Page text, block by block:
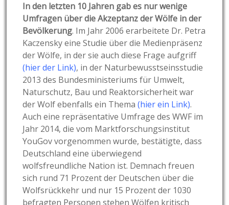
In den letzten 10 Jahren gab es nur wenige
Umfragen über die Akzeptanz der Wölfe in der
Bevölkerung. Im Jahr 2006 erarbeitete Dr. Petra
Kaczensky eine Studie über die Medienpräsenz
der Wölfe, in der sie auch diese Frage aufgriff
(hier der Link), in der Naturbewusstseinsstudie
2013 des Bundesministeriums für Umwelt,
Naturschutz, Bau und Reaktorsicherheit war
der Wolf ebenfalls ein Thema(hier ein Link).
Auch eine repräsentative Umfrage des WWF im
Jahr 2014, die vom Marktforschungsinstitut
YouGov vorgenommen wurde, bestätigte, dass
Deutschland eine überwiegend
wolfsfreundliche Nation ist. Demnach freuen
sich rund 71 Prozent der Deutschen über die
Wolfsrückkehr und nur 15 Prozent der 1030
befragten Personen stehen Wölfen kritisch